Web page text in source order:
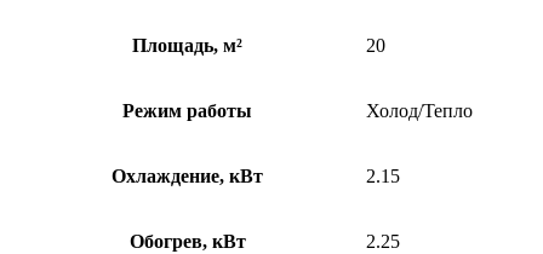
Площадь, м² 20
Режим работы Холод/Тепло
Охлаждение, кВт 2.15
Обогрев, кВт 2.25